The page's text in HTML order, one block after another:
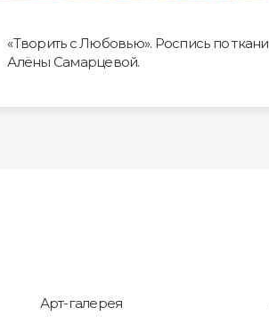
«Творить с Любовью». Роспись по ткани
Алёны Самарцевой.
Арт-галерея